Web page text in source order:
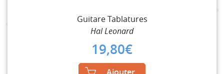
Guitare Tablatures
Hal Leonard
19,80€
Ajouter